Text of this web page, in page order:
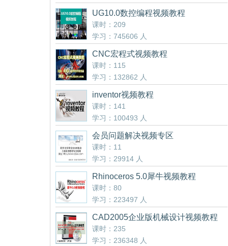
UG10.0数控编程视频教程
课时：209
学习：745606 人
CNC宏程式视频教程
课时：115
学习：132862 人
inventor视频教程
课时：141
学习：100493 人
会员问题解决视频专区
课时：11
学习：29914 人
Rhinoceros 5.0犀牛视频教程
课时：80
学习：223497 人
CAD2005企业版机械设计视频教程
课时：235
学习：236348 人